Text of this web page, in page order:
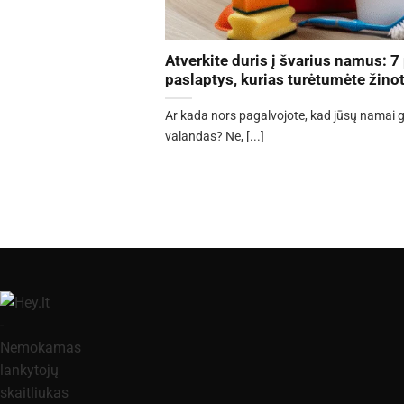
Atverkite duris į švarius namus:
paslaptys, kurias turėtumėte
Ar kada nors pagalvojote, kad jūsų namai
valandas? Ne, [...]